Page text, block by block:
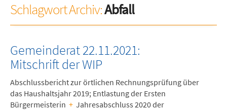
Schlagwort Archiv:Abfall
Gemeinderat 22.11.2021:
Mitschrift der WIP
Abschlussbericht zur örtlichen Rechnungsprüfung über
das Haushaltsjahr 2019; Entlastung der Ersten
Bürgermeisterin + Jahresabschluss 2020 der